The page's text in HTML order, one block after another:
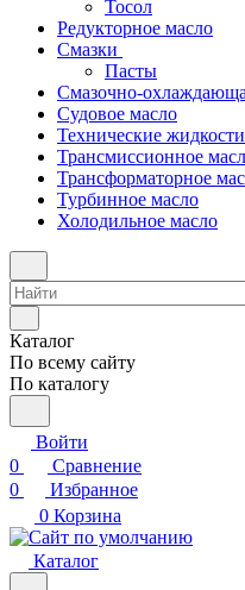
Тосол
Редукторное масло
Смазки
Пасты
Смазочно-
Судовое масло
Технические жидкости
Трансмиссионное
Трансформаторное
Турбинное масло
Холодильное масло
Каталог
По всему сайту
По каталогу
Войти
0
Сравнение
0
Избранное
0 Корзина
Каталог